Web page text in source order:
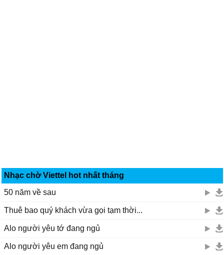
Nhạc chờ Viettel hot nhất tháng
50 năm về sau
Thuê bao quý khách vừa gọi tạm thời...
Alo người yêu tớ đang ngủ
Alo người yêu em đang ngủ